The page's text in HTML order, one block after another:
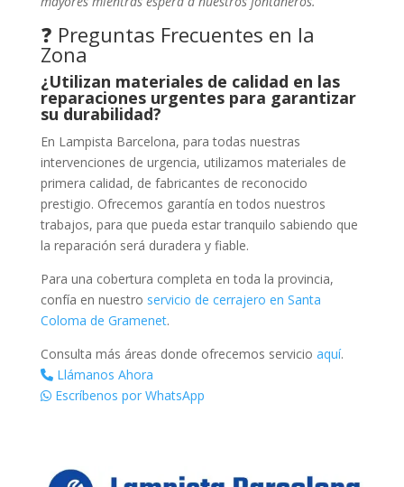
❓ Preguntas Frecuentes en la
Zona
¿Utilizan materiales de calidad en las
reparaciones urgentes para garantizar
su durabilidad?
En Lampista Barcelona, para todas nuestras
intervenciones de urgencia, utilizamos materiales de
primera calidad, de fabricantes de reconocido
prestigio. Ofrecemos garantía en todos nuestros
trabajos, para que pueda estar tranquilo sabiendo que
la reparación será duradera y fiable.
Para una cobertura completa en toda la provincia,
confía en nuestro servicio de cerrajero en Santa
Coloma de Gramenet.
Consulta más áreas donde ofrecemos servicio aquí.
Llámanos Ahora
Escríbenos por WhatsApp